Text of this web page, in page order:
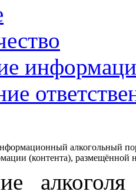
алкогольный
(контента), размещённой